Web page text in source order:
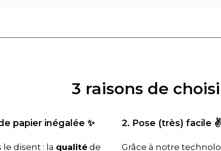
3 raisons de
papier inégalée ✨
disent : la qualité de
2. Pose (très) facile ✌️
Grâce à notre